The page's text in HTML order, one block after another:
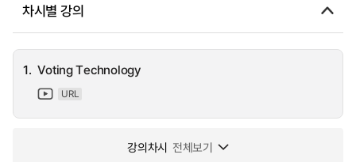
차시별 강의
1. Voting Technology
URL
강의차시 전체보기